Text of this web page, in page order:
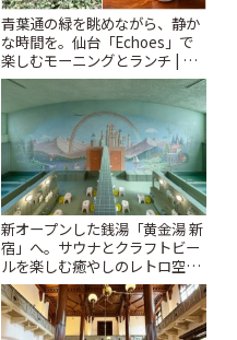
青葉通の緑を眺めながら、静か
な時間を。仙台「Echoes」で
楽しむモーニングとランチ | こ
とりっぷ
新オープンした銭湯「黄金湯 新
宿」へ。サウナとクラフトビー
ルを楽しむ癒やしのレトロ空間
| ことりっぷ